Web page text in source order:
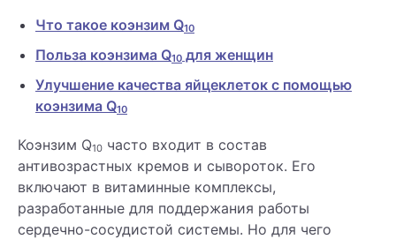
Что такое коэнзим Q10
Польза коэнзима Q10 для женщин
Улучшение качества яйцеклеток с помощью
коэнзима Q10
Коэнзим Q10 часто входит в состав
антивозрастных кремов и сывороток. Его
включают в витаминные комплексы,
разработанные для поддержания работы
сердечно-сосудистой системы. Но для чего